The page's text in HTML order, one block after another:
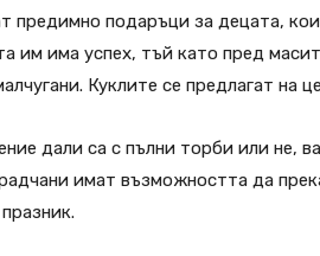
предимно подаръци за децата,
им има успех, тъй като пред
Куклите се предлагат на
дали са с пълни торби или не,
имат възможността да